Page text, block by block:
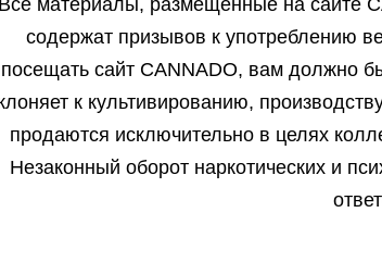
Farm Михаил от
Здравствуйте.
данном...
содержат призывов к употреблению
посещать сайт CANNADO, вам должно
к культивированию,
продаются исключительно в целях
Незаконный оборот наркотических и